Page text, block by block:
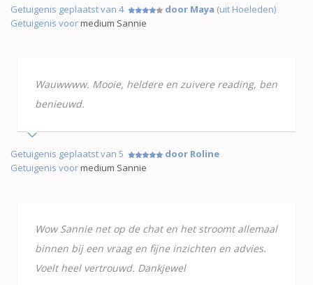
Getuigenis geplaatst van 4 door Maya (uit Hoeleden)
Getuigenis voormedium Sannie
Wauwwww. Mooie, heldere en zuivere reading, ben
benieuwd.
Getuigenis geplaatst van 5
door Roline
Getuigenis voormedium Sannie
Wow Sannie net op de chat en het stroomt allemaal
binnen bij een vraag en fijne inzichten en advies.
Voelt heel vertrouwd. Dankjewel